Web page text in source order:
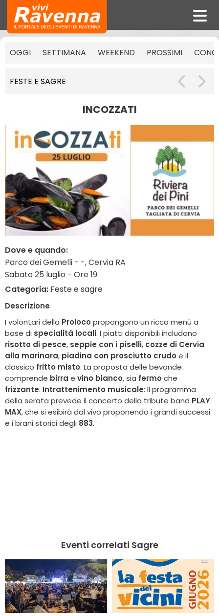
OGGI SETTIMANA WEEKEND PROSSIMI
FESTE E SAGRE
INCOZZATI
Dove e quando:
Parco dei Gemelli - -, Cervia RA
Sabato 25 luglio - Ore 19
Categoria: Feste e sagre
Descrizione
I volontari della Proloco propongono un ricco menù a
base di specialità locali. I piatti disponibili includono
risotto di pesce, seppie con i piselli, cozze di Cervia
alla marinara, piadina con prosciutto crudo e il
classico fritto misto. La proposta delle bevande
comprende birra e vino bianco, sia fermo che
frizzante. Intrattenimento musicale: Il programma
della serata prevede il concerto della tribute band PLAY
MAX, che si esibirà dal vivo proponendo i grandi successi
e i brani storici degli 883.
Eventi correlati Sagre